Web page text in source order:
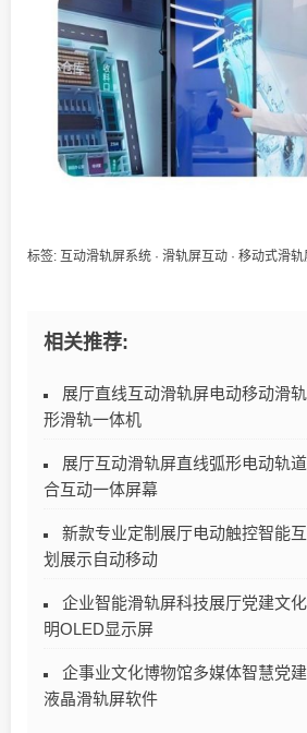
标签: 互动滑轨屏系统 · 滑轨屏互动 · 移动式滑轨
相关推荐:
展厅直线互动滑轨屏电动移动滑
形滑轨一体机
展厅互动滑轨屏直线弧形电动轨
合互动一体屏幕
新款专业定制展厅电动触控智能
划展示自动移动
企业智能滑轨屏科技展厅党建文
明OLED显示屏
企事业文化博物馆多媒体智慧党
液晶滑轨屏软件